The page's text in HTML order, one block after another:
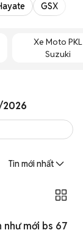
GSX
Xe Moto PKL
Suzuki
2026
Tin mới nhất
như mới bs 67